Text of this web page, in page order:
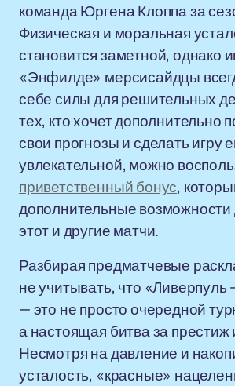
команда Юргена Клоппа за
Физическая и моральная
становится заметной, однако
«Энфилде» мерсисайдцы
себе силы для решительных
тех, кто хочет дополнительно
свои прогнозы и сделать игру
увлекательной, можно
приветственный бонус,
дополнительные возможности
этот и другие матчи.
Разбирая предматчевые
не учитывать, что «Ливерпуль
— это не просто очередной
а настоящая битва за престиж
Несмотря на давление и
усталость, «красные»